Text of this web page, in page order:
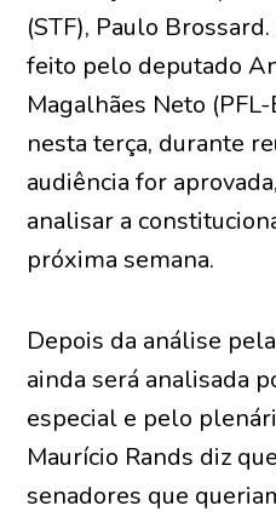
(STF), Paulo
feito pelo deputado
Magalhães Neto
nesta terça, durante
audiência for
analisar a
próxima semana.
Depois da análise
ainda será analisada
especial e pelo
Maurício Rands diz
senadores que